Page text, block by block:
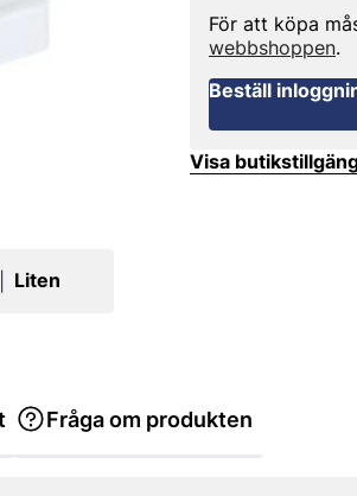
Liten
För att köpa
webbshoppen.
Beställ
Visa
Fråga om produkten